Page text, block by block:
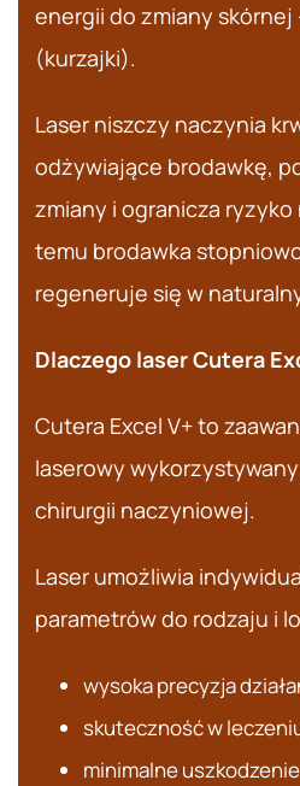
energii do zmiany skórnej
(kurzajki).
Laser niszczy naczynia
odżywiające brodawkę,
zmiany i ogranicza
temu brodawka
regeneruje się w
Dlaczego laser Cutera
Cutera Excel V+ to
laserowy
chirurgii naczyniowej.
Laser umożliwia
parametrów do rodzaju i
wysoka precyzja
skuteczność w
minimalne